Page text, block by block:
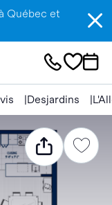
Québec et
Desjardins